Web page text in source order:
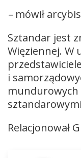
– mówił
Sztandar jest
Więziennej. W
i
mundurowych
Relacjonował